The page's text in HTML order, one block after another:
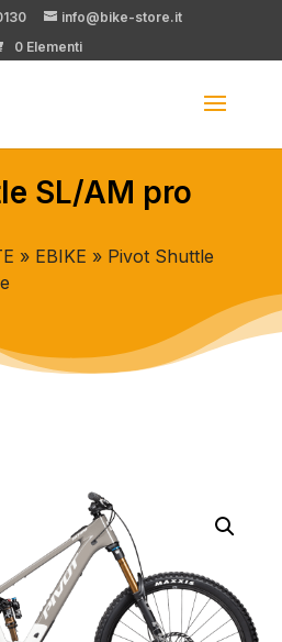
info@bike-store.it
0 Elementi
SL/AM pro
» EBIKE » Pivot Shuttle